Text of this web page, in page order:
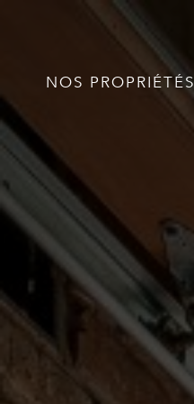
NOS PROPRIÉTÉS